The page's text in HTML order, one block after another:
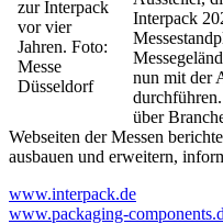
zur Interpack
vor vier
Jahren. Foto:
Messe
Düsseldorf
Interpack
nun mit der
über
Webseiten der Messen
ausbauen und erweitern,
www.interpack.de
www.packaging-